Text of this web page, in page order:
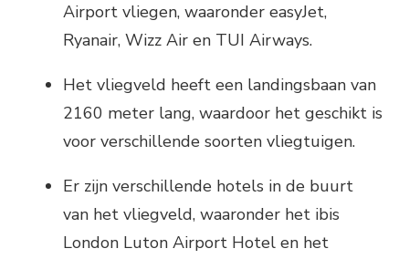
Airport vliegen, waaronder easyJet,
Ryanair, Wizz Air en TUI Airways.
Het vliegveld heeft een landingsbaan van
2160 meter lang, waardoor het geschikt is
voor verschillende soorten vliegtuigen.
Er zijn verschillende hotels in de buurt
van het vliegveld, waaronder het ibis
London Luton Airport Hotel en het